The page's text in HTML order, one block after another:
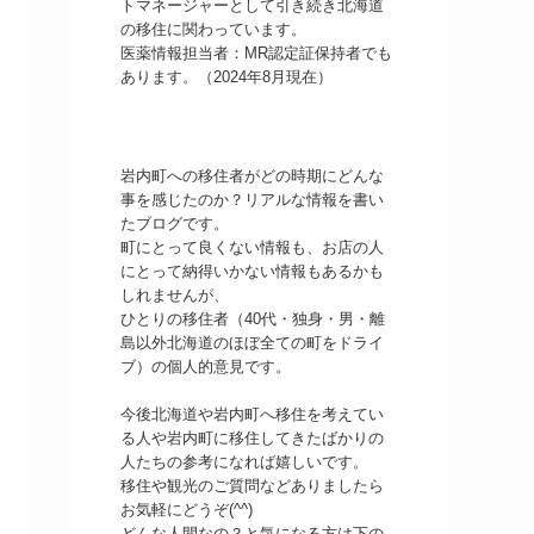
トマネージャーとして引き続き北海道
の移住に関わっています。
医薬情報担当者：MR認定証保持者でも
あります。（2024年8月現在）
岩内町への移住者がどの時期にどんな
事を感じたのか？リアルな情報を書い
たブログです。
町にとって良くない情報も、お店の人
にとって納得いかない情報もあるかも
しれませんが、
ひとりの移住者（40代・独身・男・離
島以外北海道のほぼ全ての町をドライ
ブ）の個人的意見です。
今後北海道や岩内町へ移住を考えてい
る人や岩内町に移住してきたばかりの
人たちの参考になれば嬉しいです。
移住や観光のご質問などありましたら
お気軽にどうぞ(^^)